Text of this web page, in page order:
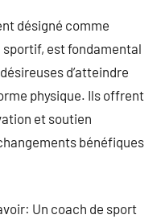
désigné comme
est fondamental
d’atteindre
physique. Ils offrent
et soutien
bénéfiques
Un coach de sport